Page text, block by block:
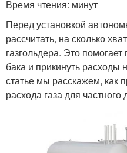
Время чтения: минут
Перед установкой
рассчитать, на сколько
газгольдера. Это
бака и прикинуть расходы
статье мы расскажем, как
расхода газа для частного